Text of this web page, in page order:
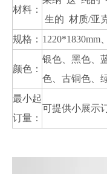
材料：
生的 材质/亚
规格： 1220*1830mm
颜色：
银色、黑色、
色、古铜色、
最小起
订量：
可提供小展示